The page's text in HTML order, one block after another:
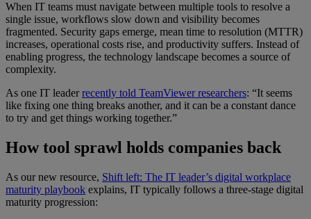
When IT teams must navigate between multiple tools to resolve a
single issue, workflows slow down and visibility becomes
fragmented. Security gaps emerge, mean time to resolution (MTTR)
increases, operational costs rise, and productivity suffers. Instead of
enabling progress, the technology landscape becomes a source of
complexity.
As one IT leaderrecently told TeamViewer researchers: “It seems
like fixing one thing breaks another, and it can be a constant dance
to try and get things working together.”
How tool sprawl holds companies back
As our new resource, Shift left: The IT leader’s digital workplace
maturity playbook explains, IT typically follows a three-stage digital
maturity progression: